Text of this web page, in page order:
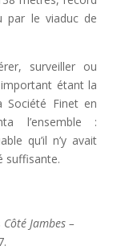
par le viaduc de
surveiller ou
étant la
Société Finet en
l’ensemble :
qu’il n’y avait
suffisante.
Côté Jambes –